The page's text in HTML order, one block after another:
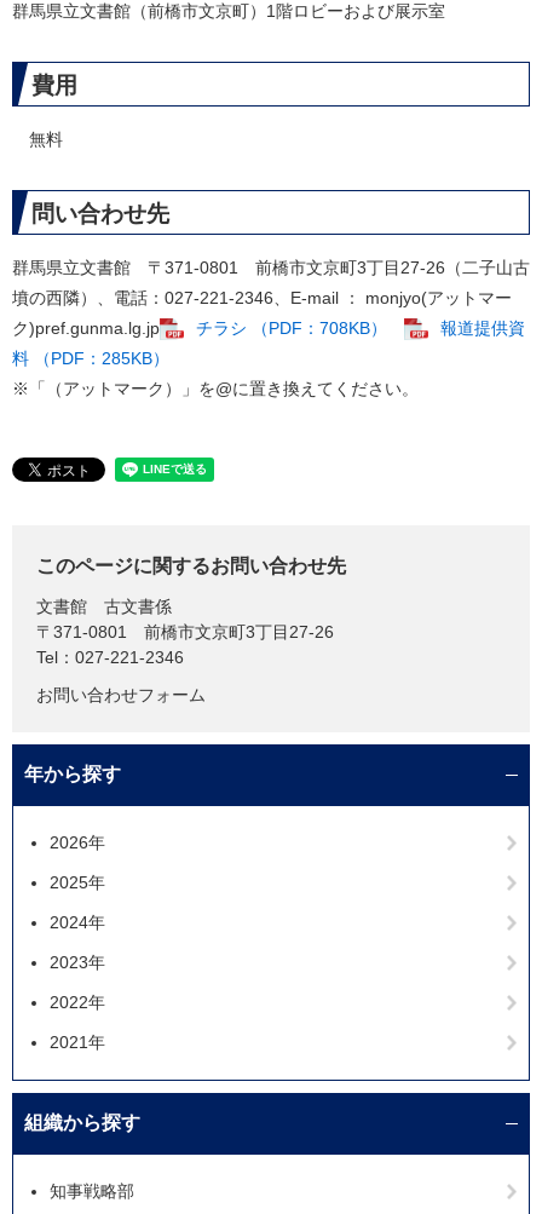
群馬県立文書館（前橋市文京町）1階ロビーおよび展示室
費用
無料
問い合わせ先
群馬県立文書館 〒371-0801 前橋市文京町3丁目27-26（二子山古
墳の西隣）、電話：027-221-2346、E-mail ： monjyo(アットマー
ク)pref.gunma.lg.jp
チラシ （PDF：708KB）
報道提供資
料 （PDF：285KB）
※「（アットマーク）」を@に置き換えてください。​
このページに関するお問い合わせ先
文書館
古文書係
〒371-0801
前橋市文京町3丁目27-26
Tel：027-221-2346
お問い合わせフォーム
年から探す
2026年
2025年
2024年
2023年
2022年
2021年
組織から探す
知事戦略部